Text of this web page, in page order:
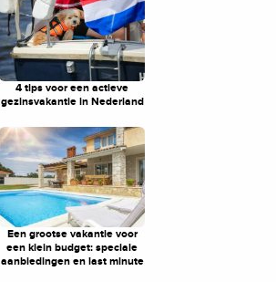
4 tips voor een actieve
gezinsvakantie in Nederland
Een grootse vakantie voor
een klein budget: speciale
aanbiedingen en last minute